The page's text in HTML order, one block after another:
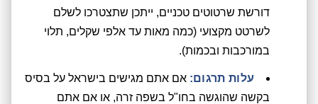
דורשת שרטוטים טכניים, ייתכן שתצטרכו לשלם
לשרטט מקצועי (כמה מאות עד אלפי שקלים, תלוי
במורכבות ובכמות).
עלות תרגום: אם אתם מגישים בישראל על בסיס
בקשה שהוגשה בחו"ל בשפה זרה, או אם אתם